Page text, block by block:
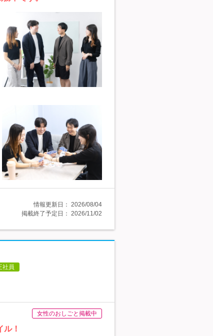
情報更新日： 2026/08/04
掲載終了予定日： 2026/11/02
社員
女性のおしごと掲載中
！